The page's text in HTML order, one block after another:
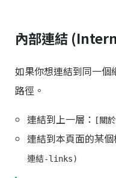
內部連結
如果你想連結到同一個
路徑。
連結到上一層： [關
連結到本頁面的某個
連結-links)